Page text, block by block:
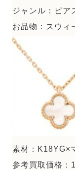
ジャンル：ピア
お品物：スウィ
素材：K18YG×
参考買取価格：